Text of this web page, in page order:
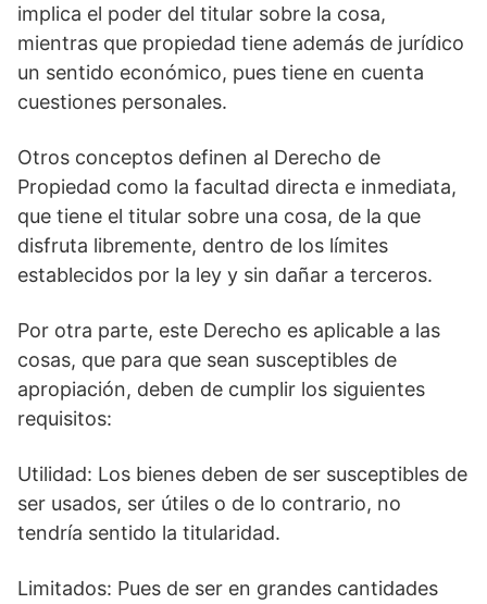
implica el poder del titular sobre la cosa,
mientras que propiedad tiene además de jurídico
un sentido económico, pues tiene en cuenta
cuestiones personales.
Otros conceptos definen al Derecho de
Propiedad como la facultad directa e inmediata,
que tiene el titular sobre una cosa, de la que
disfruta libremente, dentro de los límites
establecidos por la ley y sin dañar a terceros.
Por otra parte, este Derecho es aplicable a las
cosas, que para que sean susceptibles de
apropiación, deben de cumplir los siguientes
requisitos:
Utilidad: Los bienes deben de ser susceptibles de
ser usados, ser útiles o de lo contrario, no
tendría sentido la titularidad.
Limitados: Pues de ser en grandes cantidades